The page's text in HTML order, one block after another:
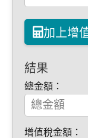
加上增
結果
總金額：
增值稅金額：